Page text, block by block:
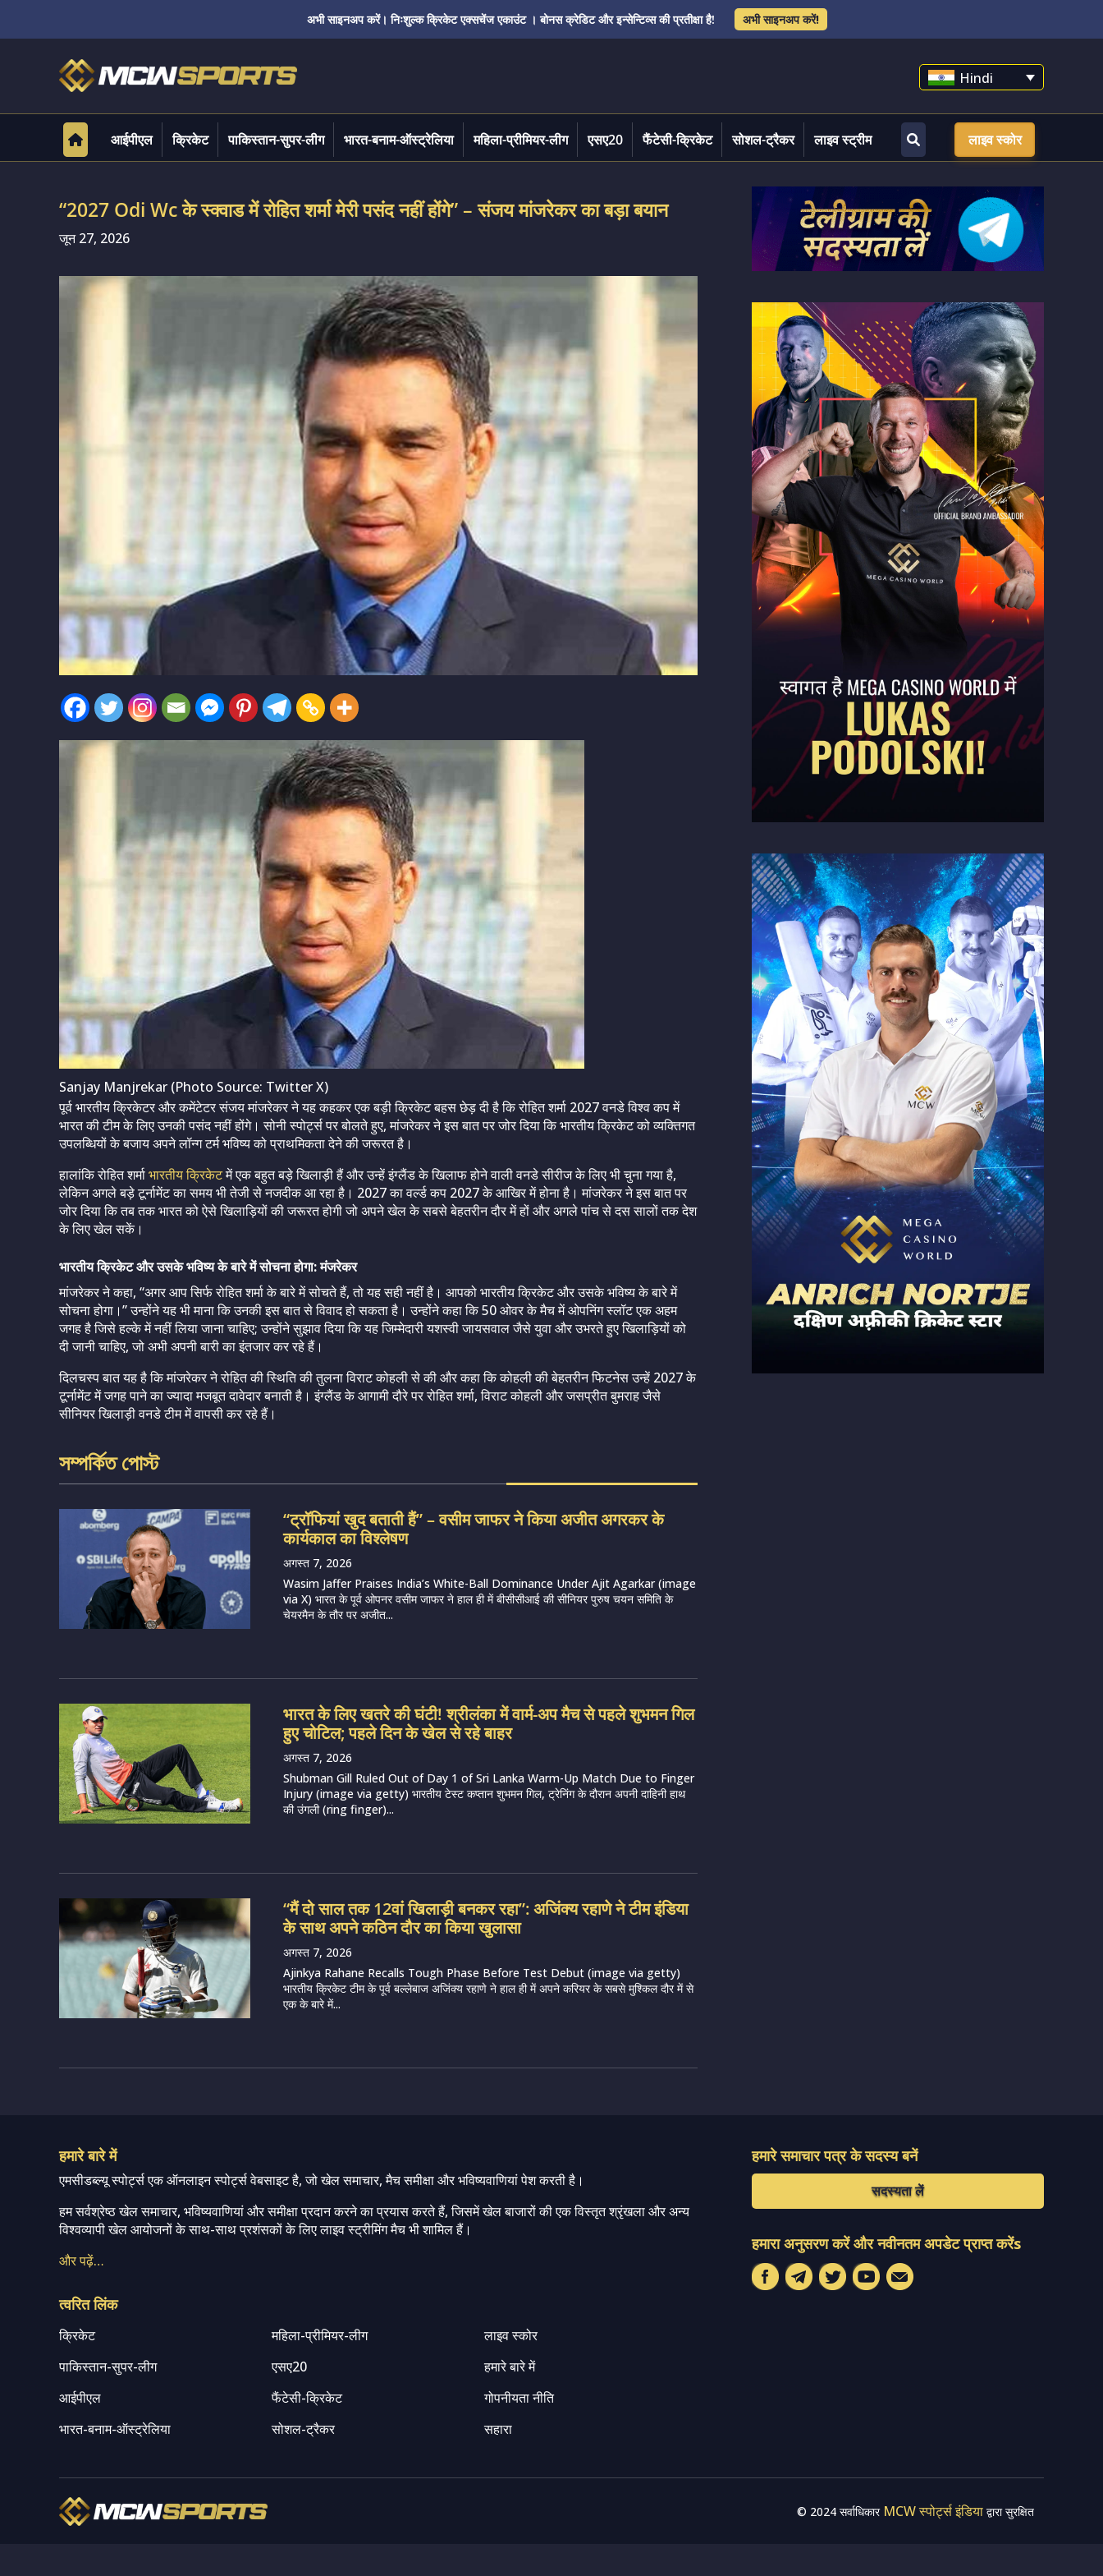
अभी साइनअप करें। निःशुल्क क्रिकेट एक्सचेंज एकाउंट । बोनस क्रेडिट और इन्सेन्टिव्स की प्रतीक्षा है! अभी साइनअप करें!
Hindi
आईपीएल क्रिकेट पाकिस्तान-सुपर-लीग भारत-बनाम-ऑस्ट्रेलिया महिला-प्रीमियर-लीग एसए20 फैंटेसी-क्रिकेट सोशल-ट्रैकर लाइव स्ट्रीम लाइव स्कोर
“2027 Odi Wc के स्क्वाड में रोहित शर्मा मेरी पसंद नहीं होंगे” – संजय मांजरेकर का बड़ा बयान
जून 27, 2026
Sanjay Manjrekar (Photo Source: Twitter X)
पूर्व भारतीय क्रिकेटर और कमेंटेटर संजय मांजरेकर ने यह कहकर एक बड़ी क्रिकेट बहस छेड़ दी है कि रोहित शर्मा 2027 वनडे विश्व कप में
भारत की टीम के लिए उनकी पसंद नहीं होंगे। सोनी स्पोर्ट्स पर बोलते हुए, मांजरेकर ने इस बात पर जोर दिया कि भारतीय क्रिकेट को व्यक्तिगत
उपलब्धियों के बजाय अपने लॉन्ग टर्म भविष्य को प्राथमिकता देने की जरूरत है।
हालांकि रोहित शर्माभारतीय क्रिकेटमें एक बहुत बड़े खिलाड़ी हैं और उन्हें इंग्लैंड के खिलाफ होने वाली वनडे सीरीज के लिए भी चुना गया है,
लेकिन अगले बड़े टूर्नामेंट का समय भी तेजी से नजदीक आ रहा है। 2027 का वर्ल्ड कप 2027 के आखिर में होना है। मांजरेकर ने इस बात पर
जोर दिया कि तब तक भारत को ऐसे खिलाड़ियों की जरूरत होगी जो अपने खेल के सबसे बेहतरीन दौर में हों और अगले पांच से दस सालों तक देश
के लिए खेल सकें।
भारतीय क्रिकेट और उसके भविष्य के बारे में सोचना होगा: मंजरेकर
मांजरेकर ने कहा, “अगर आप सिर्फ रोहित शर्मा के बारे में सोचते हैं, तो यह सही नहीं है। आपको भारतीय क्रिकेट और उसके भविष्य के बारे में
सोचना होगा।” उन्होंने यह भी माना कि उनकी इस बात से विवाद हो सकता है। उन्होंने कहा कि 50 ओवर के मैच में ओपनिंग स्लॉट एक अहम
जगह है जिसे हल्के में नहीं लिया जाना चाहिए; उन्होंने सुझाव दिया कि यह जिम्मेदारी यशस्वी जायसवाल जैसे युवा और उभरते हुए खिलाड़ियों को
दी जानी चाहिए, जो अभी अपनी बारी का इंतजार कर रहे हैं।
दिलचस्प बात यह है कि मांजरेकर ने रोहित की स्थिति की तुलना विराट कोहली से की और कहा कि कोहली की बेहतरीन फिटनेस उन्हें 2027 के
टूर्नामेंट में जगह पाने का ज्यादा मजबूत दावेदार बनाती है। इंग्लैंड के आगामी दौरे पर रोहित शर्मा, विराट कोहली और जसप्रीत बुमराह जैसे
सीनियर खिलाड़ी वनडे टीम में वापसी कर रहे हैं।
সম্পর্কিত পোস্ট
“ट्रॉफियां खुद बताती हैं” – वसीम जाफर ने किया अजीत अगरकर के
कार्यकाल का विश्लेषण
अगस्त 7, 2026
Wasim Jaffer Praises India’s White-Ball Dominance Under Ajit Agarkar (image
via X) भारत के पूर्व ओपनर वसीम जाफर ने हाल ही में बीसीसीआई की सीनियर पुरुष चयन समिति के
चेयरमैन के तौर पर अजीत...
भारत के लिए खतरे की घंटी! श्रीलंका में वार्म-अप मैच से पहले शुभमन गिल
हुए चोटिल; पहले दिन के खेल से रहे बाहर
अगस्त 7, 2026
Shubman Gill Ruled Out of Day 1 of Sri Lanka Warm-Up Match Due to Finger
Injury (image via getty) भारतीय टेस्ट कप्तान शुभमन गिल, ट्रेनिंग के दौरान अपनी दाहिनी हाथ
की उंगली (ring finger)...
“मैं दो साल तक 12वां खिलाड़ी बनकर रहा”: अजिंक्य रहाणे ने टीम इंडिया
के साथ अपने कठिन दौर का किया खुलासा
अगस्त 7, 2026
Ajinkya Rahane Recalls Tough Phase Before Test Debut (image via getty)
भारतीय क्रिकेट टीम के पूर्व बल्लेबाज अजिंक्य रहाणे ने हाल ही में अपने करियर के सबसे मुश्किल दौर में से
एक के बारे में...
हमारे बारे में
एमसीडब्ल्यू स्पोर्ट्स एक ऑनलाइन स्पोर्ट्स वेबसाइट है, जो खेल समाचार, मैच समीक्षा और भविष्यवाणियां पेश करती है।
हम सर्वश्रेष्ठ खेल समाचार, भविष्यवाणियां और समीक्षा प्रदान करने का प्रयास करते हैं, जिसमें खेल बाजारों की एक विस्तृत श्रृंखला और अन्य
विश्वव्यापी खेल आयोजनों के साथ-साथ प्रशंसकों के लिए लाइव स्ट्रीमिंग मैच भी शामिल हैं।
और पढ़ें…
त्वरित लिंक
क्रिकेट महिला-प्रीमियर-लीग
लाइव स्कोर
पाकिस्तान-सुपर-लीग
एसए20
हमारे बारे में
आईपीएल
फैंटेसी-क्रिकेट
गोपनीयता नीति
भारत-बनाम-ऑस्ट्रेलिया
सोशल-ट्रैकर सहारा
हमारे समाचार पत्र के सदस्य बनें
सदस्यता लें
हमारा अनुसरण करें और नवीनतम अपडेट प्राप्त करेंs
© 2024 सर्वाधिकार MCW स्पोर्ट्स इंडिया द्वारा सुरक्षित